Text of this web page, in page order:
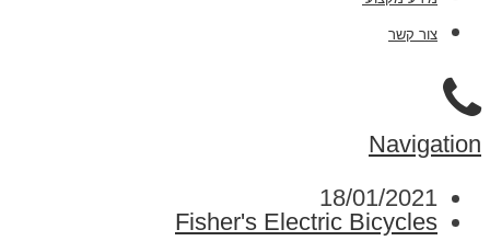
צור קשר
Navigation
18/01/2021
Fisher's Electric Bicycles